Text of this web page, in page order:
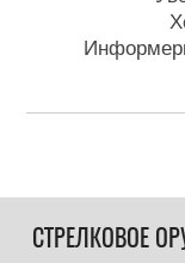
СТРЕЛКОВОЕ